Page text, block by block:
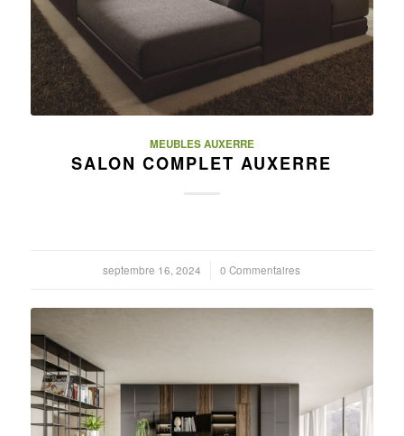
MEUBLES AUXERRE
SALON COMPLET AUXERRE
septembre 16, 2024
/ 0 Commentaires